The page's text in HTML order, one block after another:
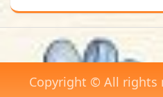
Copyright © All rights